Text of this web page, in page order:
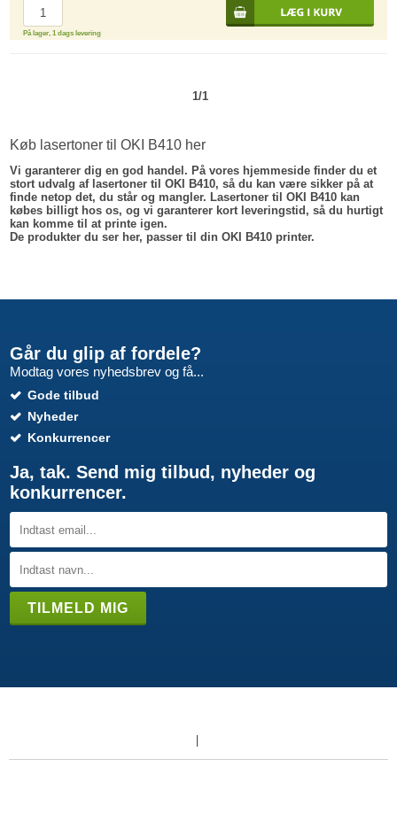
På lager, 1 dags levering
1/1
Køb lasertoner til OKI B410 her
Vi garanterer dig en god handel. På vores hjemmeside finder du et
stort udvalg af lasertoner til OKI B410, så du kan være sikker på at
finde netop det, du står og mangler. Lasertoner til OKI B410 kan
købes billigt hos os, og vi garanterer kort leveringstid, så du hurtigt
kan komme til at printe igen.
De produkter du ser her, passer til din OKI B410 printer.
Går du glip af fordele?
Modtag vores nyhedsbrev og få...
Gode tilbud
Nyheder
Konkurrencer
Ja, tak. Send mig tilbud, nyheder og
konkurrencer.